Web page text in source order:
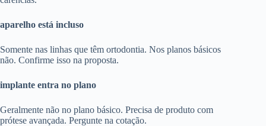
aparelho está incluso
Somente nas linhas que têm ortodontia. Nos planos básicos
não. Confirme isso na proposta.
implante entra no plano
Geralmente não no plano básico. Precisa de produto com
prótese avançada. Pergunte na cotação.